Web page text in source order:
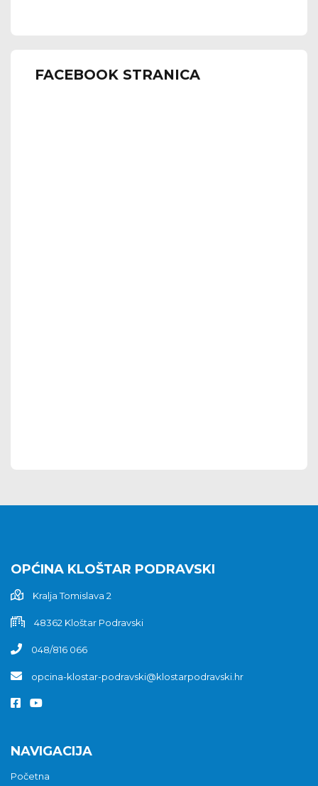
FACEBOOK STRANICA
OPĆINA KLOŠTAR PODRAVSKI
Kralja Tomislava 2
48362 Kloštar Podravski
048/816 066
opcina-klostar-podravski@klostarpodravski.hr
NAVIGACIJA
Početna